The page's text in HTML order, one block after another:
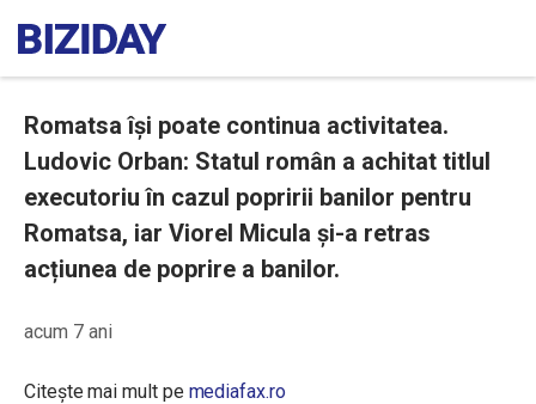
Romatsa își poate continua activitatea.
Ludovic Orban: Statul român a achitat titlul
executoriu în cazul popririi banilor pentru
Romatsa, iar Viorel Micula și-a retras
acțiunea de poprire a banilor.
acum 7 ani
Citește mai mult pe mediafax.ro